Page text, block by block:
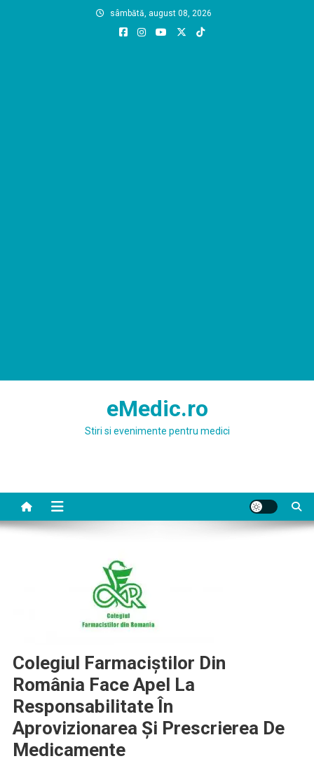
sâmbătă, august 08, 2026
eMedic.ro
Stiri si evenimente pentru medici
Colegiul Farmaciștilor Din
România Face Apel La
Responsabilitate În
Aprovizionarea Și Prescrierea De
Medicamente